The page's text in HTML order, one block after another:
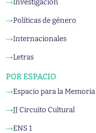
→Investigación
→Políticas de género
→Internacionales
→Letras
POR ESPACIO
→Espacio para la
→JJ Circuito Cultural
→ENS 1